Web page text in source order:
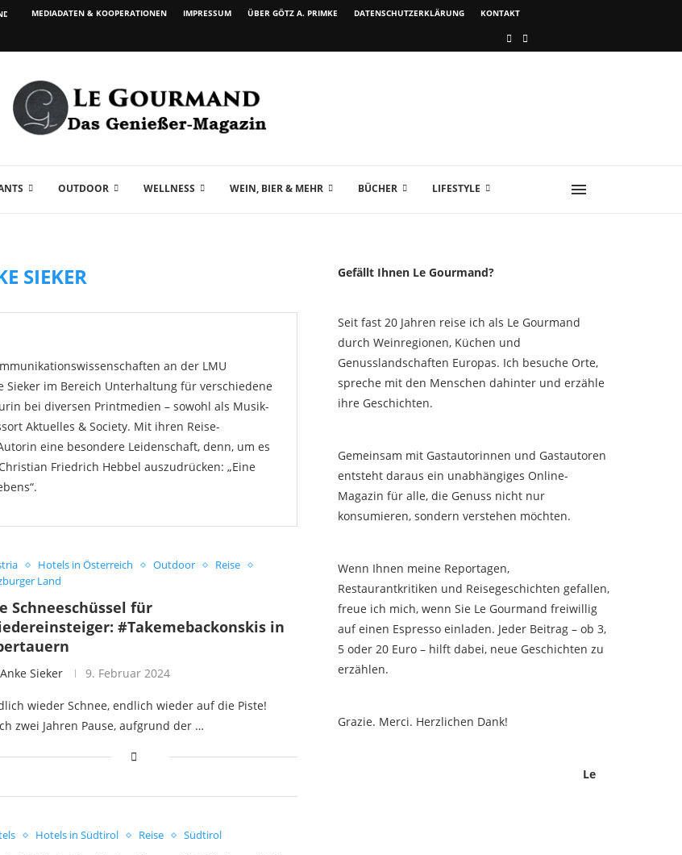
WEIN...MEDIADATEN & KOOPERATIONEN IMPRESSUM ÜBER GÖTZ A. PRIMKE DATENSCHUTZERKLÄRUNG KONTAKT
OUTDOOR WELLNESS WEIN, BIER & MEHR BÜCHER LIFESTYLE
SIEKER
an der LMU
Sieker im Bereich Unterhaltung für verschiedene
bei diversen Printmedien – sowohl als Musik-
Aktuelles & Society. Mit ihren Reise-
eine besondere Leidenschaft, denn, um es
Friedrich Hebbel auszudrücken: „Eine
Hotels in Österreich Outdoor
Reise
Land
Schneeschüssel für
#Takemebackonskis in
Anke Sieker 9. Februar 2024
wieder Schnee, endlich wieder auf die Piste!
zwei Jahren Pause, aufgrund der …
Hotels in Südtirol Reise Südtirol
Gefällt Ihnen Le Gourmand?
Seit fast 20 Jahren reise ich als Le Gourmand
durch Weinregionen, Küchen und
Genusslandschaften Europas. Ich besuche Orte,
spreche mit den Menschen dahinter und erzähle
ihre Geschichten.
Gemeinsam mit Gastautorinnen und Gastautoren
entsteht daraus ein unabhängiges Online-
Magazin für alle, die Genuss nicht nur
konsumieren, sondern verstehen möchten.
Wenn Ihnen meine Reportagen,
Restaurantkritiken und Reisegeschichten gefallen,
freue ich mich, wenn Sie Le Gourmand freiwillig
auf einen Espresso einladen. Jeder Beitrag – ob 3,
5 oder 20 Euro – hilft dabei, neue Geschichten zu
erzählen.
Grazie. Merci. Herzlichen Dank!
Le